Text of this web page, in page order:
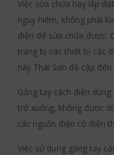
Việc sửa chữa hay lắp
nguy hiểm, không phải
điện để sửa chữa được.
trang bị các thiết bị các
này Thái Sơn đề cập đến
Găng tay cách điện
trở xuống, không được
các nguồn điện có điện
Việc sử dụng găng tay